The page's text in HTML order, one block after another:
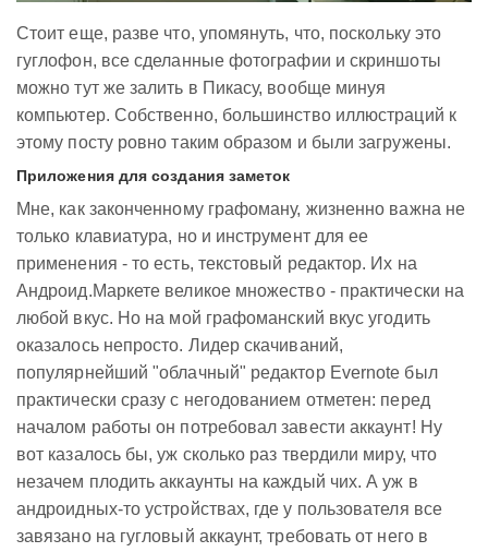
Стоит еще, разве что, упомянуть, что, поскольку это
гуглофон, все сделанные фотографии и скриншоты
можно тут же залить в Пикасу, вообще минуя
компьютер. Собственно, большинство иллюстраций к
этому посту ровно таким образом и были загружены.
Приложения для создания заметок
Мне, как законченному графоману, жизненно важна не
только клавиатура, но и инструмент для ее
применения - то есть, текстовый редактор. Их на
Андроид.Маркете великое множество - практически на
любой вкус. Но на мой графоманский вкус угодить
оказалось непросто. Лидер скачиваний,
популярнейший "облачный" редактор Evernote был
практически сразу с негодованием отметен: перед
началом работы он потребовал завести аккаунт! Ну
вот казалось бы, уж сколько раз твердили миру, что
незачем плодить аккаунты на каждый чих. А уж в
андроидных-то устройствах, где у пользователя все
завязано на гугловый аккаунт, требовать от него в